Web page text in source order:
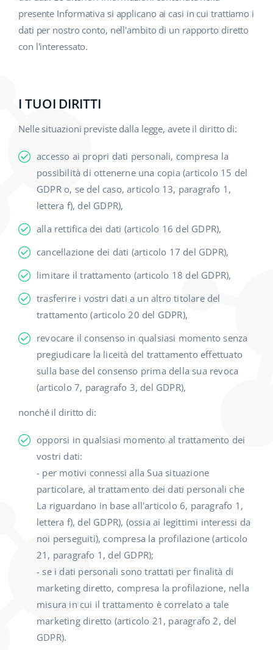
presente Informativa si applicano ai casi in cui trattiamo i
dati per nostro conto, nell'ambito di un rapporto diretto
con l'interessato.
I TUOI DIRITTI
Nelle situazioni previste dalla legge, avete il diritto di:
accesso ai propri dati personali, compresa la
possibilità di ottenerne una copia (articolo 15 del
GDPR o, se del caso, articolo 13, paragrafo 1,
lettera f), del GDPR),
alla rettifica dei dati (articolo 16 del GDPR),
cancellazione dei dati (articolo 17 del GDPR),
limitare il trattamento (articolo 18 del GDPR),
trasferire i vostri dati a un altro titolare del
trattamento (articolo 20 del GDPR),
revocare il consenso in qualsiasi momento senza
pregiudicare la liceità del trattamento effettuato
sulla base del consenso prima della sua revoca
(articolo 7, paragrafo 3, del GDPR),
nonché il diritto di:
opporsi in qualsiasi momento al trattamento dei
vostri dati:
- per motivi connessi alla Sua situazione
particolare, al trattamento dei dati personali che
La riguardano in base all'articolo 6, paragrafo 1,
lettera f), del GDPR), (ossia ai legittimi interessi da
noi perseguiti), compresa la profilazione (articolo
21, paragrafo 1, del GDPR);
- se i dati personali sono trattati per finalità di
marketing diretto, compresa la profilazione, nella
misura in cui il trattamento è correlato a tale
marketing diretto (articolo 21, paragrafo 2, del
GDPR).